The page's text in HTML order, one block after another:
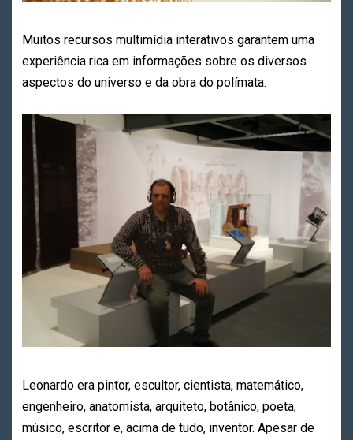
Muitos recursos multimídia interativos garantem uma
experiência rica em informações sobre os diversos
aspectos do universo e da obra do polímata.
Leonardo era pintor, escultor, cientista, matemático,
engenheiro, anatomista, arquiteto, botânico, poeta,
músico, escritor e, acima de tudo, inventor. Apesar de